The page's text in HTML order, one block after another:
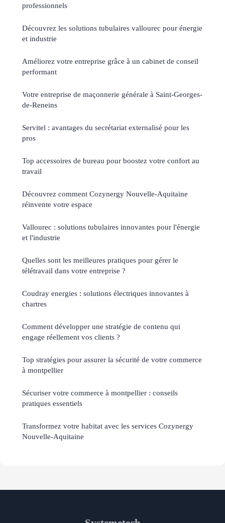
professionnels
Découvrez les solutions tubulaires vallourec pour énergie
et industrie
Améliorez votre entreprise grâce à un cabinet de conseil
performant
Votre entreprise de maçonnerie générale à Saint-Georges-
de-Reneins
Servitel : avantages du secrétariat externalisé pour les
pros
Top accessoires de bureau pour boostez votre confort au
travail
Découvrez comment Cozynergy Nouvelle-Aquitaine
réinvente votre espace
Vallourec : solutions tubulaires innovantes pour l'énergie
et l'industrie
Quelles sont les meilleures pratiques pour gérer le
télétravail dans votre entreprise ?
Coudray energies : solutions électriques innovantes à
chartres
Comment développer une stratégie de contenu qui
engage réellement vos clients ?
Top stratégies pour assurer la sécurité de votre commerce
à montpellier
Sécuriser votre commerce à montpellier : conseils
pratiques essentiels
Transformez votre habitat avec les services Cozynergy
Nouvelle-Aquitaine